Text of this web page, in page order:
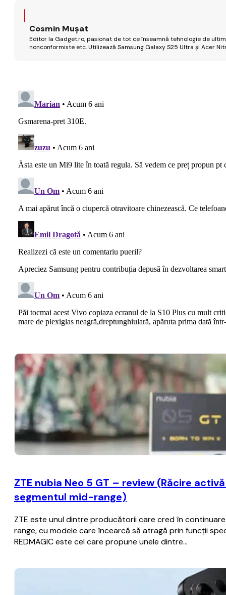
Cosmin Mușat
Editor la Gadget.ro, pasionat de tot ce înseamnă tehnologie de
nonconformiste etc. Utilizează Samsung Galaxy S25 Ultra și Acer
ZTE nubia Neo 5 GT – review (Răcire
segmentul mid-range)
ZTE este unul dintre producătorii care cred în
range, cu modele care încearcă să atragă prin funcții
REDMAGIC este cel care propune unele dintre…